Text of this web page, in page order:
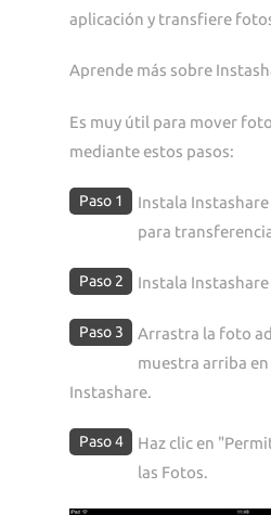
aplicación y transfiere
Aprende más sobre
Es muy útil para mover
mediante estos pasos:
Paso 1
Instala
para
Paso 2 Instala
Paso 3
Arrastra la foto
muestra arriba
Instashare.
Paso 4
Haz clic en
las Fotos.